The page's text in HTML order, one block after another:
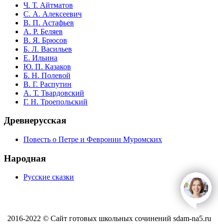
Ч. Т. Айтматов
С. А. Алексеевич
В. П. Астафьев
А. Р. Беляев
В. Я. Брюсов
Б. Л. Васильев
Е. Ильина
Ю. П. Казаков
Б. Н. Полевой
В. Г. Распутин
А. Т. Твардовский
Г. Н. Троепольский
Древнерусская
Повесть о Петре и Февронии Муромских
Народная
Русские сказки
2016-2022 © Сайт готовых школьных сочинений sdam-na5.ru
open